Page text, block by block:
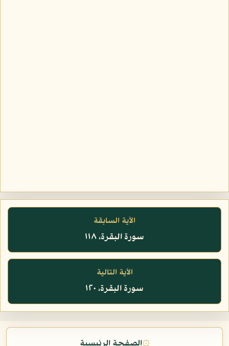
الآية السابقة
سورة البقرة، ١١٨
الآية التالية
سورة البقرة، ١٢٠